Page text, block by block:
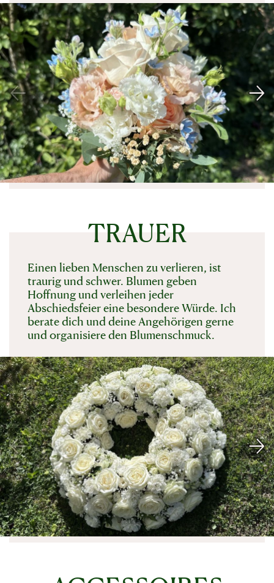
TRAUER
Einen lieben Menschen zu verlieren, ist
traurig und schwer. Blumen geben
Hoffnung und verleihen jeder
Abschiedsfeier eine besondere Würde. Ich
berate dich und deine Angehörigen gerne
und organisiere den Blumenschmuck.